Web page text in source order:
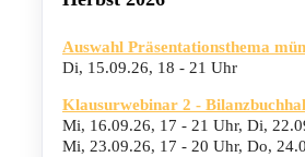
Auswahl Präsentationsthema
Di, 15.09.26, 18 - 21 Uhr
Klausurwebinar 2 -
Mi, 16.09.26, 17 - 21 Uhr, Di,
Mi, 23.09.26, 17 - 20 Uhr, Do,